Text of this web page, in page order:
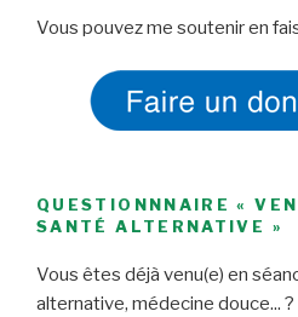
Vous pouvez me soutenir en
QUESTIONNNAIRE «
SANTÉ ALTERNATIVE »
Vous êtes déjà venu(e) en
alternative, médecine douce... ?